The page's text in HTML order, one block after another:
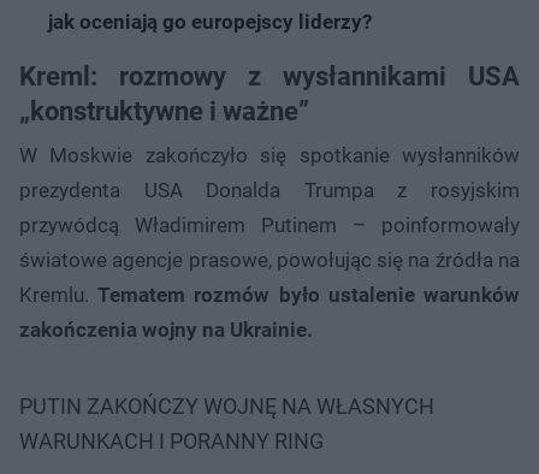
jak oceniają go europejscy liderzy?
Kreml: rozmowy z wysłannikami USA
„konstruktywne i ważne”
W Moskwie zakończyło się spotkanie wysłanników
prezydenta USA Donalda Trumpa z rosyjskim
przywódcą Władimirem Putinem – poinformowały
światowe agencje prasowe, powołując się na źródła na
Kremlu.Tematem rozmów było ustalenie warunków
zakończenia wojny na Ukrainie.
PUTIN ZAKOŃCZY WOJNĘ NA WŁASNYCH
WARUNKACH I PORANNY RING